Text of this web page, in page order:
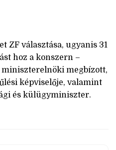
ZF választása, ugyanis 31
hoz a konszern –
megbízott,
képviselője, valamint
és külügyminiszter.